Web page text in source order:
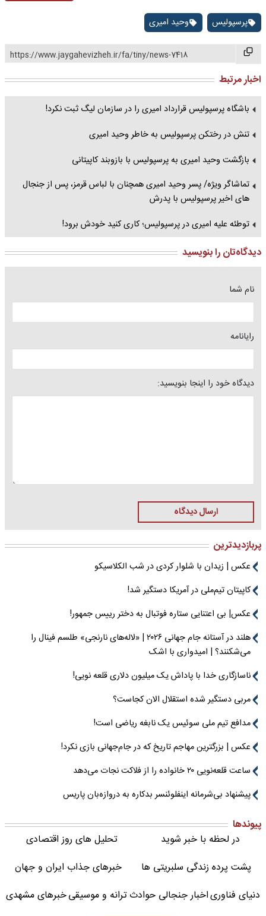
پرسپولیس وحید امیری
https://www.jaygahevizheh.ir/fa/tiny/news-7418
اخبار مرتبط
باشگاه پرسپولیس قرارداد امیری را در سازمان لیگ ثبت نکرد!
تنش در رختکن پرسپولیس به خاطر وحید امیری
بازگشت وحید امیری به پرسپولیس با بازوبند کاپیتانی
تماشاگر ویژه/ پسر وحید امیری همچنان با لباس قرمز، پس از جنجال
های اخیر پرسپولیس با پدرش
توطئه علیه امیری در پرسپولیس؛ کاری کنید خودش برود!
دیدگاه‌تان را بنویسید
نام شما
رایانامه
دیدگاه خود را اینجا بنویسید:
ارسال دیدگاه
پربازدیدترین
عکس | زیدان با شلوار کردی در شب الکلاسیکو
کاپیتان تیم‌ملی در آمریکا دستگیر شد!
عکس| بی اعتنایی ستاره فوتبال به دختر رییس جمهور!
هلند در آستانه جام جهانی ۲۰۲۶ | «لاله‌های نارنجی» طلسم فینال را
می‌شکنند؟ | امیدواری با اشک
ناسازگاری خدا با پاداش یک میلیون دلاری قلعه نویی!
مربی دستگیر شده استقلال الان کجاست؟
مدافع تیم ملی سوئیس یک نابغه ریاضی است!
عکس | بزرگترین مهاجم تاریخ که در جام‌جهانی بازی نکرد!
ساعت قلعه‌نویی ۲۰ خانواده را از فلاکت نجات می‌دهد
پیشنهاد بی‌شرمانه اینفلوئنسر بدکاره به دروازه‌بان پاریس
پیوندها
در لحظه با خبر شوید
تحلیل های روز اقتصادی
پشت پرده زندگی سلبریتی ها
خبرهای جذاب ایران و جهان
دنیای فناوریاخبار جنجالی حوادثترانه و موسیقیخبرهای مشهدی